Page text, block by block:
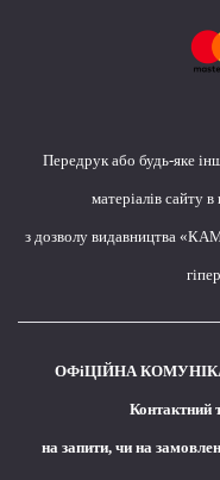
Передрук або будь-яке
матеріалів сайту
з дозволу видавництва
ОФіЦІЙНА
Контактний
на запити, чи на